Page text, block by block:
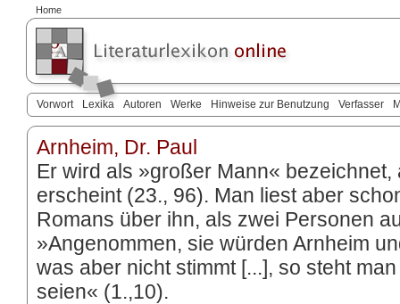
Home
Vorwort Lexika Autoren Werke Hinweise zur Benutzung Verfasser
Arnheim, Dr. Paul
Er wird als »großer Mann«
erscheint (23., 96). Man liest aber
Romans über ihn, als zwei Personen
»Angenommen, sie würden Arnheim
was aber nicht stimmt [...], so steht
seien« (1.,10).